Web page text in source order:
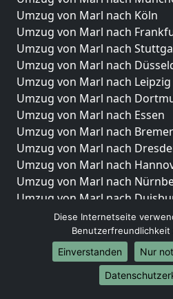
Umzug von Marl nach Köln
Umzug von Marl nach
Umzug von Marl nach
Umzug von Marl nach
Umzug von Marl nach Leipzig
Umzug von Marl nach
Umzug von Marl nach Essen
Umzug von Marl nach
Umzug von Marl nach
Umzug von Marl nach
Umzug von Marl nach
Umzug von Marl nach
Umzug von Marl nach
Umzug von Marl nach
Umzug von Marl nach
Umzug von Marl nach Bonn
Umzug von Marl nach
Diese Internetseite
Benutzerfreundlichkeit
Einverstanden
Nur